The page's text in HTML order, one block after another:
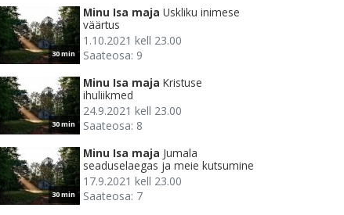
30 min
Minu Isa maja Uskliku inimese
väärtus
1.10.2021 kell 23.00
Saateosa: 9
30 min
Minu Isa maja Kristuse
ihuliikmed
24.9.2021 kell 23.00
Saateosa: 8
30 min
Minu Isa maja Jumala
seaduselaegas ja meie kutsumine
17.9.2021 kell 23.00
Saateosa: 7